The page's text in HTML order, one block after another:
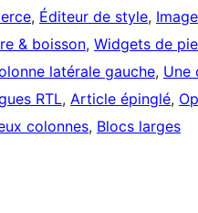
, Éditeur de style,
& boisson, Widgets de
latérale gauche, Une
RTL, Article épinglé,
colonnes, Blocs larges